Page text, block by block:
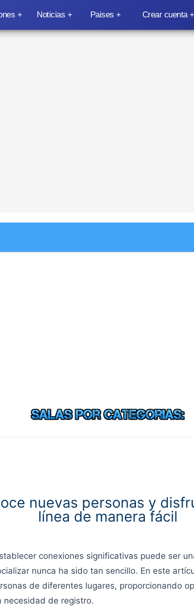
Noticias Paises Crear cuenta
nuevas personas y
línea de manera fácil
conexiones significativas puede ser
nunca ha sido tan sencillo. En este
de diferentes lugares, proporcionando
necesidad de registro.